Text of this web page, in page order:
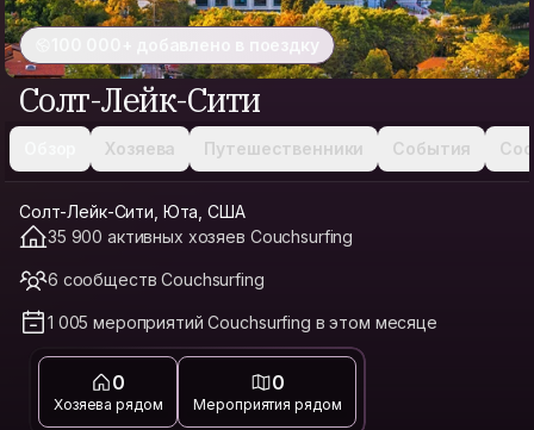
100 000+ добавлено в поездку
Солт-Лейк-Сити
Хозяева Путешественники События
Солт-Лейк-Сити, Юта, США
35 900 активных хозяев Couchsurfing
6 сообществ Couchsurfing
1 005 мероприятий Couchsurfing в этом месяце
0
Хозяева рядом
0
Мероприятия рядом